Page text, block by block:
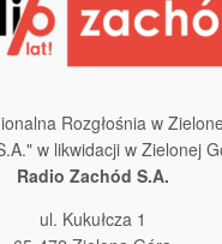
Rozgłośnia w
w likwidacji w Zielonej
Radio Zachód S.A.
ul. Kukułcza 1